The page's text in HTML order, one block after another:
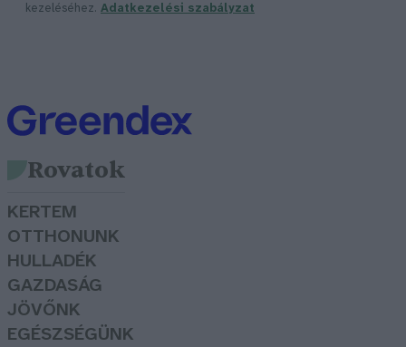
kezeléséhez. Adatkezelési szabályzat
Rovatok
KERTEM
OTTHONUNK
HULLADÉK
GAZDASÁG
JÖVŐNK
EGÉSZSÉGÜNK